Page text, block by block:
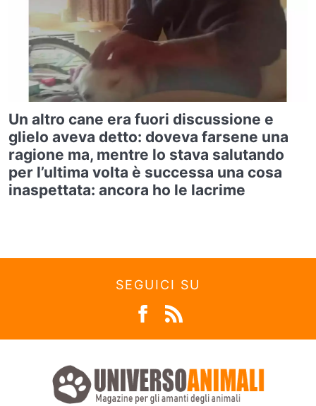
Un altro cane era fuori discussione e
glielo aveva detto: doveva farsene una
ragione ma, mentre lo stava salutando
per l’ultima volta è successa una cosa
inaspettata: ancora ho le lacrime
SEGUICI SU